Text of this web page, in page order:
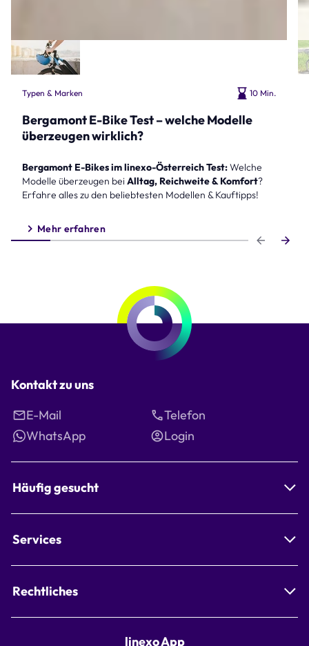
Typen & Marken 10 Min.
Bergamont E-Bike Test – welche Modelle
überzeugen wirklich?
Bergamont E-Bikes im linexo-Österreich Test:Welche
Modelle überzeugen bei Alltag, Reichweite & Komfort?
Erfahre alles zu den beliebtesten Modellen & Kauftipps!
Mehr erfahren
Kontakt zu uns
E-Mail
Telefon
WhatsApp
Login
Häufig gesucht
Services
Rechtliches
linexo App